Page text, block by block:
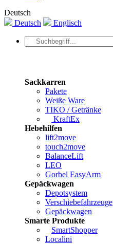
Deutsch
Deutsch
Englisch
Sackkarren
Pakete
Weiße Ware
TIKO / Getränke
KraftEx
Hebehilfen
lift2move
touch2move
BalanceLift
LEO
Gorbel EasyArm
Gepäckwagen
Depotsystem
Verschiebefahrzeuge
Gepäckwagen
Smarte Produkte
SmartShopper
Localini